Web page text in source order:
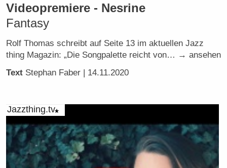
Videopremiere - Nesrine
Fantasy
Rolf Thomas schreibt auf Seite 13 im aktuellen Jazz
thing Magazin: „Die Songpalette reicht von… → ansehen
Text Stephan Faber | 14.11.2020
Jazzthing.tv